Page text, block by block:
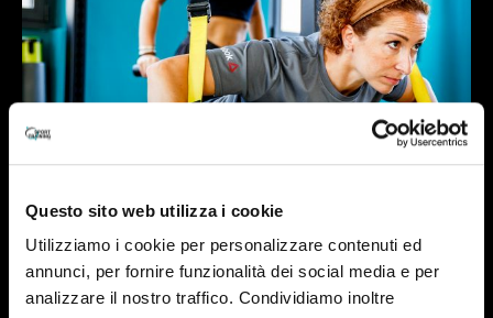
Questo sito web utilizza i cookie
Utilizziamo i cookie per personalizzare contenuti ed
annunci, per fornire funzionalità dei social media e per
analizzare il nostro traffico. Condividiamo inoltre